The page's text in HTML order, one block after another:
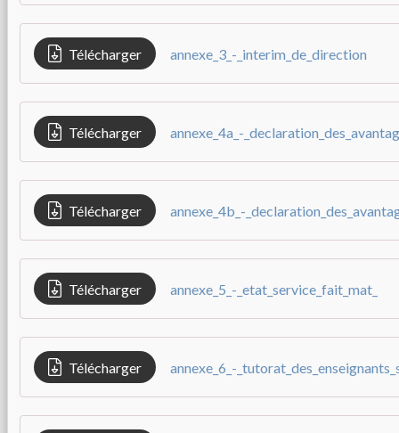
Télécharger annexe_3_-_interim_de_direction
Télécharger
Télécharger
Télécharger annexe_5_-_etat_service_fait_mat_
Télécharger annexe_6_-